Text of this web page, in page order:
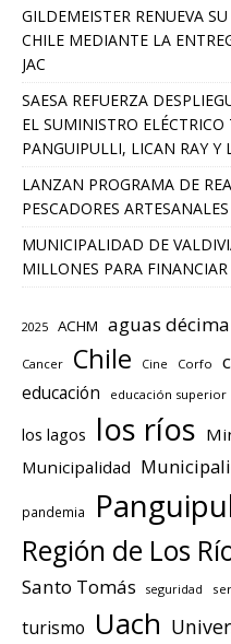
GILDEMEISTER RENUEVA
CHILE MEDIANTE LA
JAC
SAESA REFUERZA
EL SUMINISTRO
PANGUIPULLI, LICAN RAY Y
LANZAN PROGRAMA DE
PESCADORES
MUNICIPALIDAD DE
MILLONES PARA
2025 ACHM aguas décima
Cancer Chile Cine Corfo
educación educación superior
los lagos los ríos
Municipalidad
pandemia
Región de Los
Santo Tomás seguridad
turismo Uach